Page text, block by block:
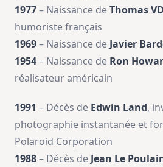
1977– Naissance deThomas
humoriste français
1969– Naissance de Javier
1954– Naissance de Ron
réalisateur américain
1991 – Décès de Edwin Land,
photographie instantanée et
Polaroid Corporation
1988– Décès de Jean Le